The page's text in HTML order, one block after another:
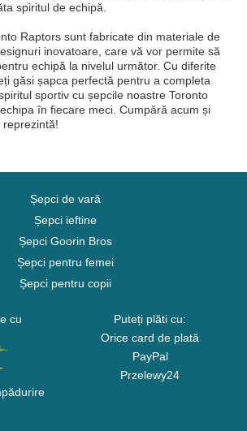
spiritul de echipă.
Raptors sunt fabricate din materiale de
inovatoare, care vă vor permite să
echipă la nivelul următor. Cu diferite
găsi șapca perfectă pentru a completa
sportiv cu șepcile noastre Toronto
în fiecare meci. Cumpără acum și
Șepci de vară
Șepci ieftine
Șepci Goorin Bros
Șepci pentru femei
Șepci pentru copii
cu
Puteți plăti cu:
Orice card de plată
PayPal
Przelewy24